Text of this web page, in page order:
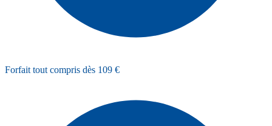
Forfait tout compris dès 109 €